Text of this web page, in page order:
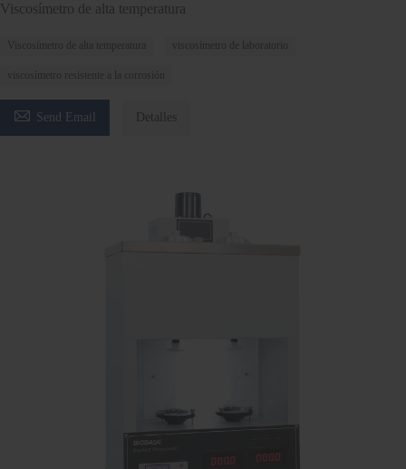
Viscosímetro de alta temperatura
Viscosímetro de alta temperatura viscosímetro de laboratorio
viscosímetro resistente a la corrosión
 Send Email Detalles